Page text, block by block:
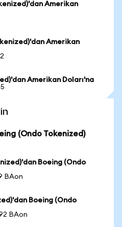
Amerikan
Amerikan
Amerikan Doları'na
(Ondo Tokenized)
Boeing (Ondo
BAon
Boeing (Ondo
BAon